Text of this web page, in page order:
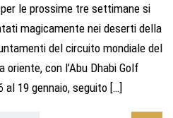
le prossime tre settimane si
magicamente nei deserti della
del circuito mondiale del
con l’Abu Dhabi Golf
al 19 gennaio, seguito […]